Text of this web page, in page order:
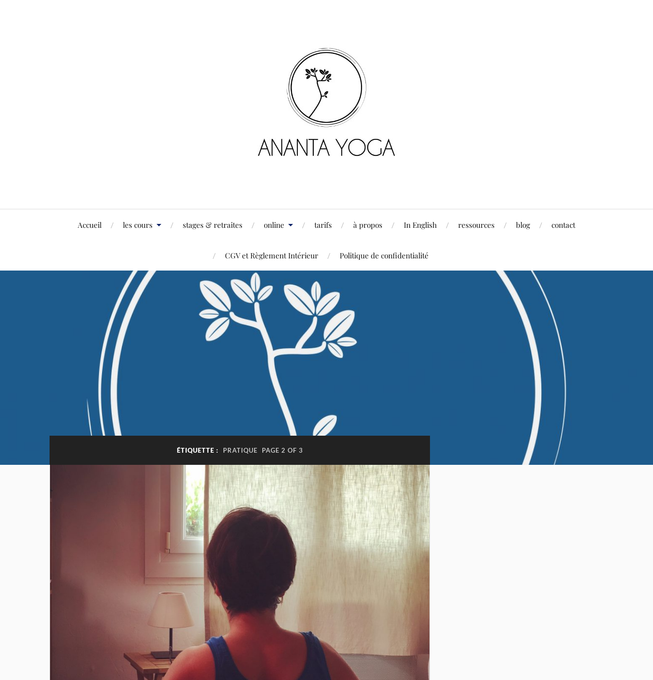
Accueil les cours stages & retraites online tarifs à propos In English ressources blog contact
CGV et Règlement Intérieur Politique de confidentialité
ÉTIQUETTE : PRATIQUE PAGE 2 OF 3